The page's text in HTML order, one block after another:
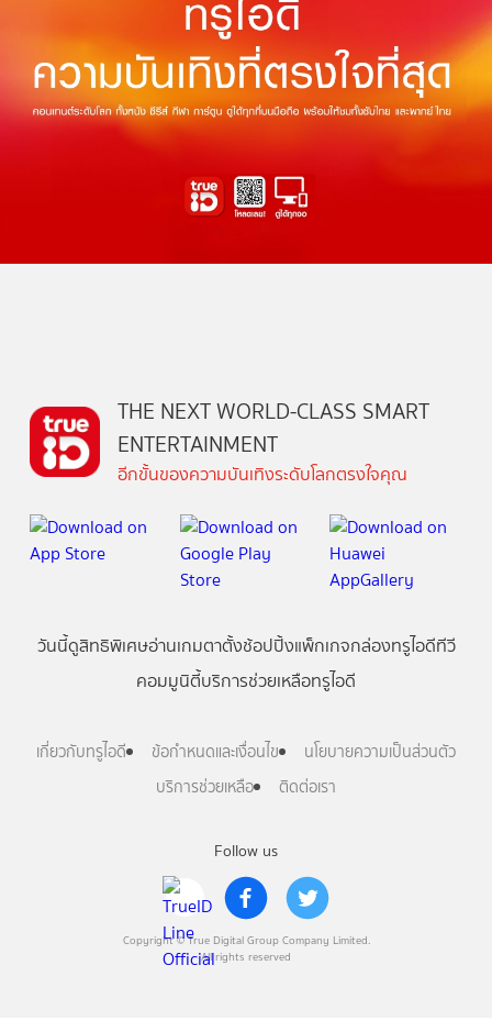
Follow us
Copyright © True Digital Group Company Limited.
All rights reserved
THE NEXT WORLD-CLASS SMART
ENTERTAINMENT
อีกขั้นของความบันเทิงระดับโลกตรงใจคุณ
วันนี้ดูสิทธิพิเศษอ่านเกมตาตั้งช้อปปิ้งแพ็กเกจกล่องทรูไอดีทีวี
คอมมูนิตี้บริการช่วยเหลือทรูไอดี
เกี่ยวกับทรูไอดี ข้อกำหนดและเงื่อนไข
นโยบายความเป็นส่วนตัว
บริการช่วยเหลือ
ติดต่อเรา